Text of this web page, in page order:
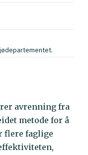
avrenning fra
metode for å
flere faglige